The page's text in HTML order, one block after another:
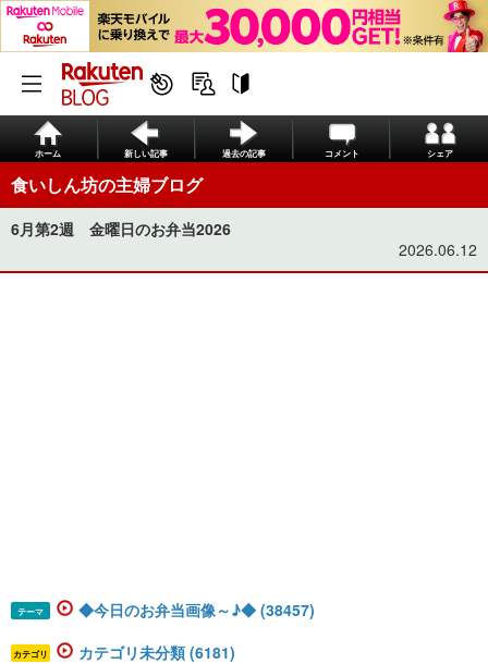
ホーム 新しい記事 過去の記事 コメント シェア
食いしん坊の主婦ブログ
6月第2週 金曜日のお弁当2026
2026.06.12
テーマ ◆今日のお弁当画像～♪◆ (38457)
カテゴリ カテゴリ未分類 (6181)